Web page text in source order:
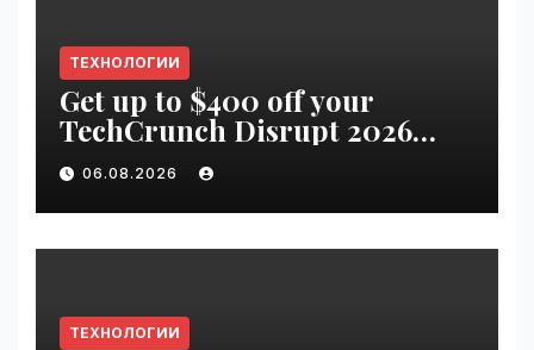
ТЕХНОЛОГИИ
Get up to $400 off your
TechCrunch Disrupt 2026
pass until Friday | VseTime.ru
06.08.2026
ТЕХНОЛОГИИ